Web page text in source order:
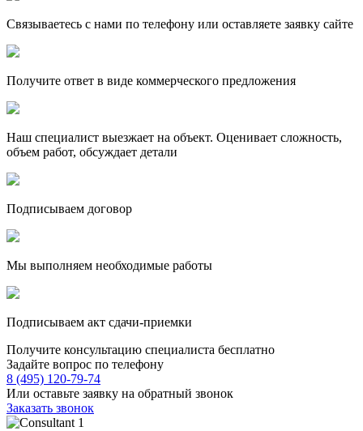
Связываетесь с нами по телефону или оставляете заявку сайте
Получите ответ в виде коммерческого предложения
Наш специалист выезжает на объект. Оценивает сложность,
объем работ, обсуждает детали
Подписываем договор
Мы выполняем необходимые работы
Подписываем акт сдачи-приемки
Получите консультацию специалиста бесплатно
Задайте вопрос по телефону
8 (495) 120-79-74
Или оставьте заявку на обратный звонок
Заказать звонок